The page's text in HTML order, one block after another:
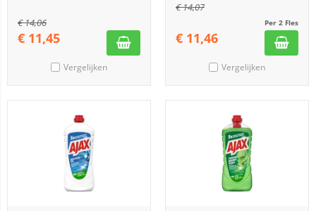
€14,06
€ 11,45
Vergelijken
€14,07
Per 2 Fles
€ 11,46
Vergelijken